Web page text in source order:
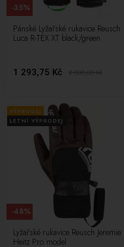
Pánské Lyžařské rukavice Reusch
Luca R-TEX XT black/green
1 293,75 Kč 2 000,00Kč
-35%
VÝPRODEJ
LETNÍ VÝPRODEJ
Lyžařské rukavice Reusch Jeremie
Heitz Pro model
-48%